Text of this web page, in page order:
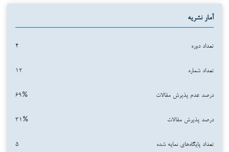
آمار نشریه
تعداد دوره‌ ۴
تعداد شماره‌ ۱۲
درصد عدم پذیرش مقالات ۶۹%
درصد پذیرش مقالات ۳۱%
تعداد پایگاه‌های نمایه شده ۵